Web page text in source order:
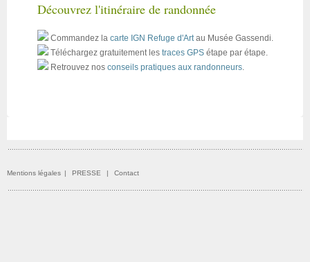
Découvrez l'itinéraire de randonnée
Commandez lacarte IGN Refuge d'Artau Musée Gassendi.
Téléchargez gratuitement les traces GPSétape par étape.
Retrouvez nos conseils pratiques aux randonneurs.
Mentions légales | PRESSE | Contact